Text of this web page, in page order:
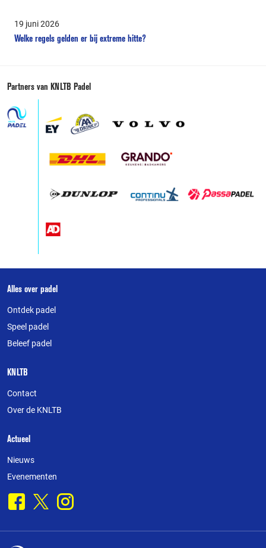
19 juni 2026
Welke regels gelden er bij extreme hitte?
Partners van KNLTB Padel
Over
deze
website
Alles over padel
Ontdek padel
Speel padel
Beleef padel
KNLTB
Contact
Over de KNLTB
Actueel
Nieuws
Evenementen
Facebook
X Instagram